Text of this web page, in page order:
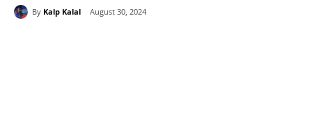
By Kalp Kalal August 30, 2024